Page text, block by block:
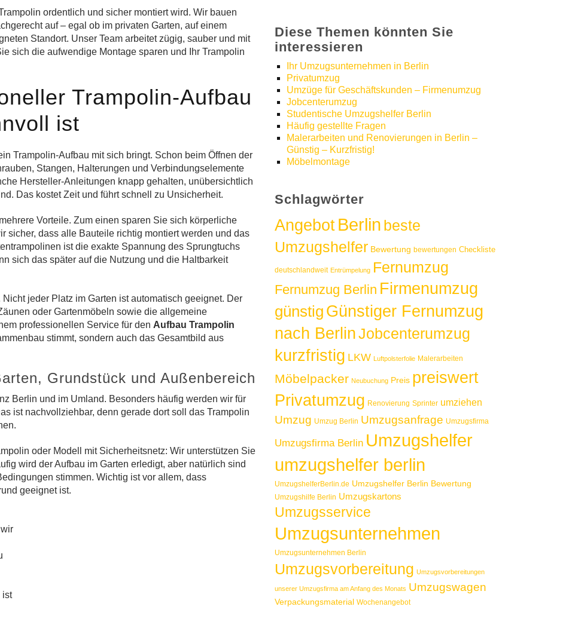
ordentlich und sicher montiert wird. Wir bauen
auf – egal ob im privaten Garten, auf einem
Standort. Unser Team arbeitet zügig, sauber und mit
sich die aufwendige Montage sparen und Ihr Trampolin
Trampolin-Aufbau
ist
Trampolin-Aufbau mit sich bringt. Schon beim Öffnen der
Stangen, Halterungen und Verbindungselemente
Hersteller-Anleitungen knapp gehalten, unübersichtlich
Das kostet Zeit und führt schnell zu Unsicherheit.
Vorteile. Zum einen sparen Sie sich körperliche
sicher, dass alle Bauteile richtig montiert werden und das
ist die exakte Spannung des Sprungtuchs
sich das später auf die Nutzung und die Haltbarkeit
jeder Platz im Garten ist automatisch geeignet. Der
oder Gartenmöbeln sowie die allgemeine
professionellen Service für den Aufbau Trampolin
stimmt, sondern auch das Gesamtbild aus
Grundstück und Außenbereich
Berlin und im Umland. Besonders häufig werden wir für
ist nachvollziehbar, denn gerade dort soll das Trampolin
oder Modell mit Sicherheitsnetz: Wir unterstützen Sie
wird der Aufbau im Garten erledigt, aber natürlich sind
stimmen. Wichtig ist vor allem, dass
geeignet ist.
ist
Diese Themen könnten Sie
interessieren
Ihr Umzugsunternehmen in Berlin
Privatumzug
Umzüge für Geschäftskunden – Firmenumzug
Jobcenterumzug
Studentische Umzugshelfer Berlin
Häufig gestellte Fragen
Malerarbeiten und Renovierungen in Berlin –
Günstig – Kurzfristig!
Möbelmontage
Schlagwörter
AngebotBerlin beste
Umzugshelfer Bewertung bewertungen Checkliste
deutschlandweit Entrümpelung Fernumzug
Fernumzug Berlin Firmenumzug
günstig Günstiger Fernumzug
nach BerlinJobcenterumzug
kurzfristig LKW Luftpolsterfolie Malerarbeiten
Möbelpacker Neubuchung Preis preiswert
Privatumzug Renovierung Sprinter umziehen
Umzug Umzug Berlin Umzugsanfrage Umzugsfirma
Umzugsfirma Berlin Umzugshelfer
umzugshelfer berlin
UmzugshelferBerlin.de Umzugshelfer Berlin Bewertung
Umzugshilfe Berlin Umzugskartons
Umzugsservice
Umzugsunternehmen
Umzugsunternehmen Berlin
Umzugsvorbereitung Umzugsvorbereitungen
unserer Umzugsfirma am Anfang des Monats Umzugswagen
Verpackungsmaterial Wochenangebot